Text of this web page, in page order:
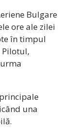
Bulgare
ore ale zilei
în timpul
una